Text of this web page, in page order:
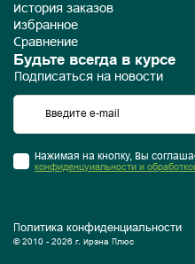
История заказов
Избранное
Сравнение
Будьте всегда в курсе
Подписаться на новости
Нажимая на кнопку, Вы
конфиденцуиальности и
Политика конфиденциальности
© 2010 - 2026 г. Ирэна Плюс